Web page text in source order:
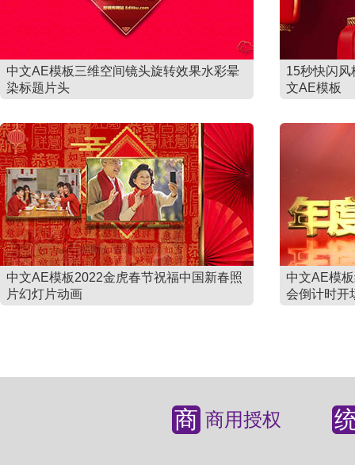
中文AE模板三维空间镜头旋转效果水彩晕
染标题片头
15秒快闪
文AE模板
中文AE模板2022金虎春节祝福中国新春照
片幻灯片动画
中文AE模
会倒计时开
商 商用授权